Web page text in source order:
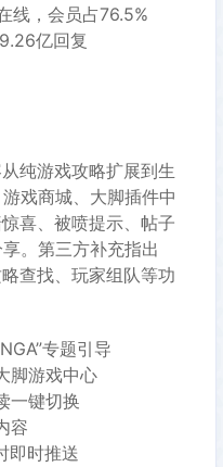
线，会员占76.5%
亿回复
纯游戏攻略扩展到生
戏商城、大脚插件中
喜、被喷提示、帖子
。第三方补充指出
查找、玩家组队等功
专题引导
脚游戏中心
一键切换
容
即时推送